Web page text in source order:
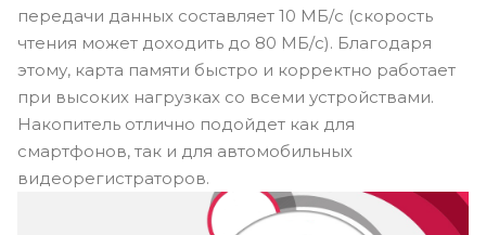
передачи данных составляет 10 МБ/с (скорость
чтения может доходить до 80 МБ/с). Благодаря
этому, карта памяти быстро и корректно работает
при высоких нагрузках со всеми устройствами.
Накопитель отлично подойдет как для
смартфонов, так и для автомобильных
видеорегистраторов.